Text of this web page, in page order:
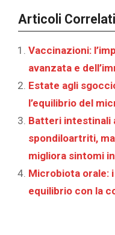
Articoli
Vaccinazioni:
avanzata e
Estate agli
l’equilibrio del
Batteri intestinali
spondiloartriti,
migliora sintomi
Microbiota orale:
equilibrio con la